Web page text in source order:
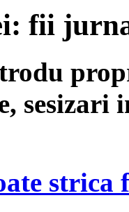
fii
sesizari
strica